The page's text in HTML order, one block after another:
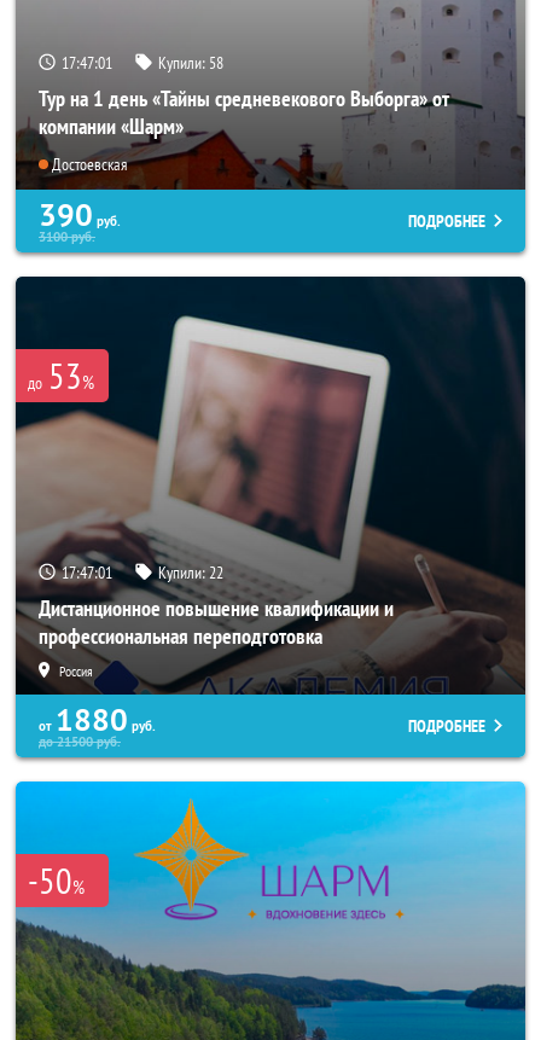
17:46:57 Купили: 58
Тур на 1 день «Тайны средневекового Выборга» от
компании «Шарм»
Достоевская
390 руб.
3100руб.
ПОДРОБНЕЕ
до 53%
17:46:57 Купили:22
Дистанционное повышение квалификации и
профессиональная переподготовка
Россия
от 1880 руб.
до21500руб.
ПОДРОБНЕЕ
-50%